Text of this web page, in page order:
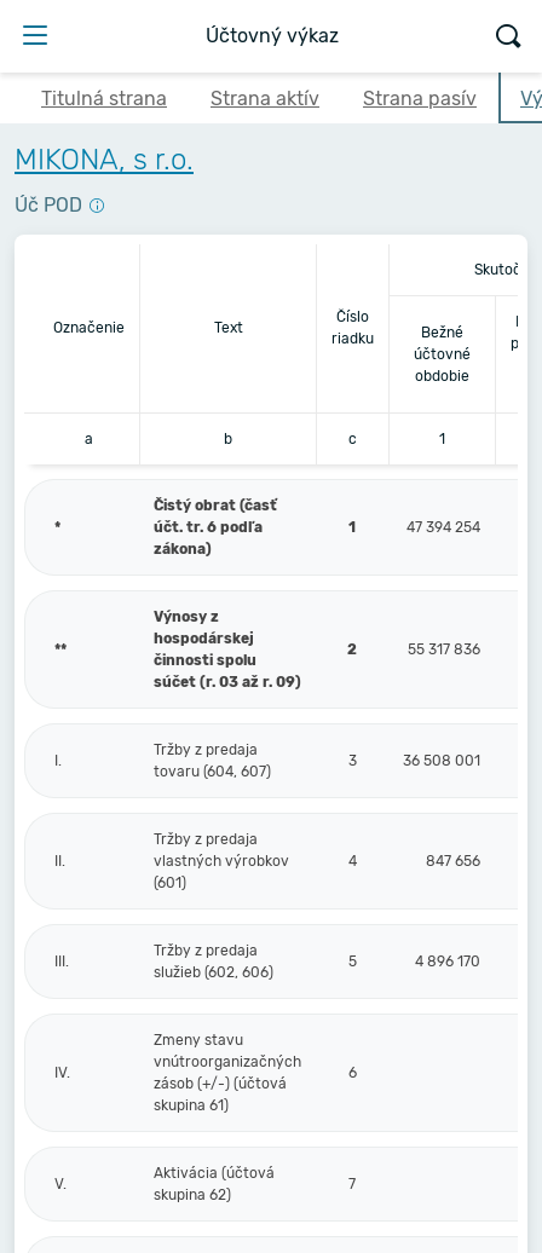
Účtovný výkaz
Titulná strana Strana aktív Strana pasív
MIKONA, s r.o.
Úč POD
Označenie Text
Číslo
riadku
Bežné
účtovné
obdobie
a b c 1
*
Čistý obrat (časť
účt. tr. 6 podľa
zákona)
1 47 394 254
**
Výnosy z
hospodárskej
činnosti spolu
súčet (r. 03 až r. 09)
2 55 317 836
I.
Tržby z predaja
tovaru (604, 607)
3 36 508 001
II.
Tržby z predaja
vlastných výrobkov
(601)
4 847 656
III.
Tržby z predaja
služieb (602, 606)
5 4 896 170
IV.
Zmeny stavu
vnútroorganizačných
zásob (+/-) (účtová
skupina 61)
6
V.
Aktivácia (účtová
skupina 62)
7